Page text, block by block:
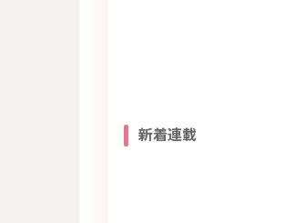
新着連載